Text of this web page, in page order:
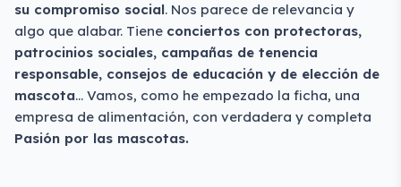
su compromiso social. Nos parece de relevancia y
algo que alabar. Tiene conciertos con protectoras,
patrocinios sociales, campañas de tenencia
responsable, consejos de educación y de elección de
mascota… Vamos, como he empezado la ficha, una
empresa de alimentación, con verdadera y completa
Pasión por las mascotas.